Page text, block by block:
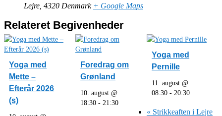
Lejre 4320 Denmark + Google Maps
Relateret Begivenheder
Yoga med
Mette –
Efterår 2026
(s)
Foredrag om
Grønland
10. august @
18:30 -21:30
Yoga med
Pernille
11. august @
08:30 -20:30
« Strikkeaften i Lejre